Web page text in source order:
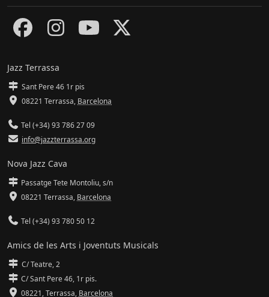
Jazz Terrassa
Sant Pere 46 1r pis
08221 Terrassa, Barcelona
Tel (+34) 93 786 27 09
info@jazzterrassa.org
Nova Jazz Cava
Passatge Tete Montoliu, s/n
08221 Terrassa, Barcelona
Tel (+34) 93 780 50 12
Amics de les Arts i Joventuts Musicals
C/ Teatre, 2
C/ Sant Pere 46, 1r pis.
08221,Terrassa, Barcelona